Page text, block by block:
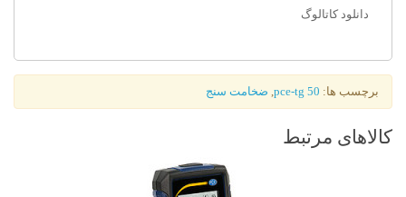
دانلود کاتالوگ
برچسب ها:pce-tg 50
,ضخامت سنج
کالاهای مرتبط